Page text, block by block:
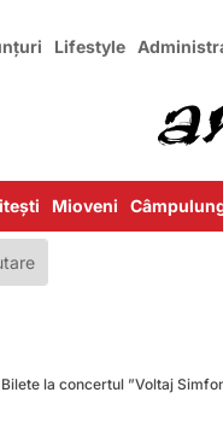
Lifestyle
Mioveni
la concertul ”Voltaj